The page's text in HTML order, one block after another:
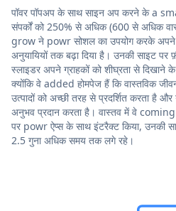
पॉवर पॉपअप के साथ साइन अप करने के a
संपर्कों को 250% से अधिक (600 से अधिक
grow ने powr सोशल का उपयोग करके अपने
अनुयायियों तक बढ़ा दिया है। उनकी साइट
स्लाइडर अपने ग्राहकों को शीघ्रता से
क्योंकि वे added होमपेज हैं कि वास्तविक
उत्पादों को अच्छी तरह से प्रदर्शित करता है
अनुभव प्रदान करता है। वास्तव में वे coming
पर powr ऐप्स के साथ इंटरैक्ट किया, उनकी
2.5 गुना अधिक समय तक लगे रहे।